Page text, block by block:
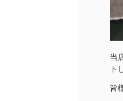
当
ト
皆